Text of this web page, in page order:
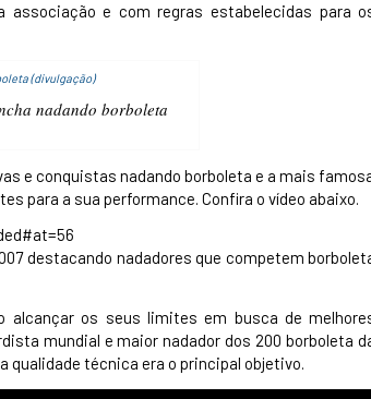
associação e com regras estabelecidas para
nadando borboleta
e conquistas nadando borboleta e a mais
para a sua performance. Confira o vídeo abaixo.
destacando nadadores que competem
alcançar os seus limites em busca de
mundial e maior nadador dos 200 borboleta
qualidade técnica era o principal objetivo.